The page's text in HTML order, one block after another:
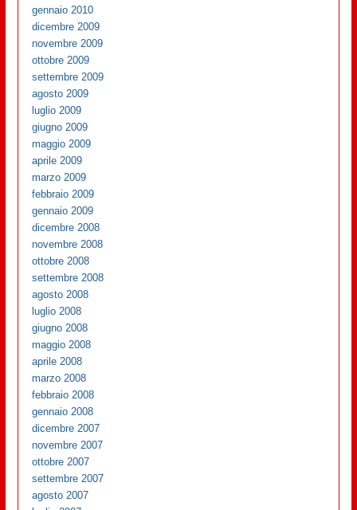
gennaio 2010
dicembre 2009
novembre 2009
ottobre 2009
settembre 2009
agosto 2009
luglio 2009
giugno 2009
maggio 2009
aprile 2009
marzo 2009
febbraio 2009
gennaio 2009
dicembre 2008
novembre 2008
ottobre 2008
settembre 2008
agosto 2008
luglio 2008
giugno 2008
maggio 2008
aprile 2008
marzo 2008
febbraio 2008
gennaio 2008
dicembre 2007
novembre 2007
ottobre 2007
settembre 2007
agosto 2007